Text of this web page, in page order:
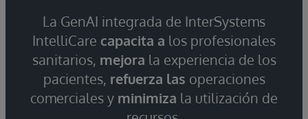
La GenAI integrada de InterSystems
IntelliCare capacita a los profesionales
sanitarios, mejora la experiencia de los
pacientes, refuerza las operaciones
comerciales y minimiza la utilización de